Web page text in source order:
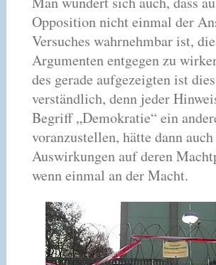
Opposition nicht einmal der
Versuches wahrnehmbar ist,
Argumenten entgegen zu
des gerade aufgezeigten ist
verständlich, denn jeder
Begriff „Demokratie“ ein
voranzustellen, hätte dann auch
Auswirkungen auf deren
wenn einmal an der Macht.